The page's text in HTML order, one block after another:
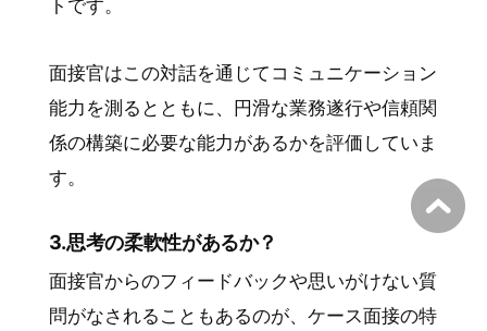
トです。
面接官はこの対話を通じてコミュニケーション
能力を測るとともに、円滑な業務遂行や信頼関
係の構築に必要な能力があるかを評価していま
す。
3.思考の柔軟性があるか？
面接官からのフィードバックや思いがけない質
問がなされることもあるのが、ケース面接の特